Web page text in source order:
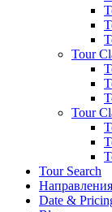
Tour
Tour
Tour Search
Направления
Date &